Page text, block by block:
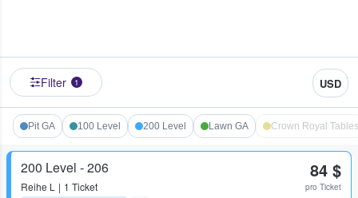
Filter 1 USD
Pit GA 100 Level 200 Level Lawn GA Crown Royal Tables
200 Level - 206
Reihe L
1 Ticket
84 $
pro Ticket